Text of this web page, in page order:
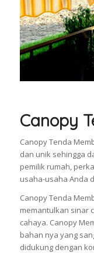
Canopy
Canopy Tenda
dan unik sehingga
pemilik rumah,
usaha-usaha Anda
Canopy Tenda
memantulkan sinar
cahaya. Canopy
bahan nya yang
didukung dengan